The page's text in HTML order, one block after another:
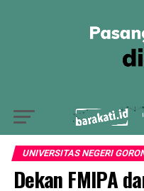
UNIVERSITAS NEGERI
Dekan FMIPA